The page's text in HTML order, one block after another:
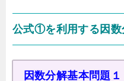
公式①を利用する因数
因数分解基本問題１